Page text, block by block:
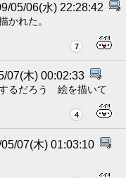
05/06(水) 22:28:42
かれた。
7
07(木) 00:02:33
るだろう 絵を描いて
4
07(木) 01:03:10